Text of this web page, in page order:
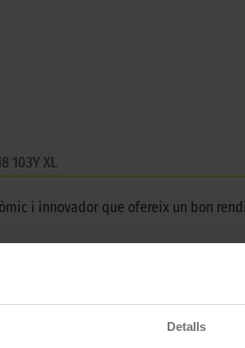
Detalls
103Y XL
i innovador que ofereix un bon